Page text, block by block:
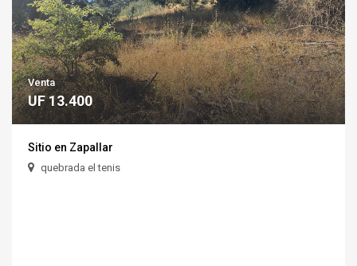
Venta
UF 13.400
Sitio en Zapallar
quebrada el tenis